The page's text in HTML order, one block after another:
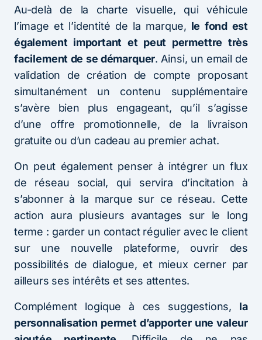
Au-delà de la charte visuelle, qui véhicule
l’image et l’identité de la marque, le fond est
également important et peut permettre très
facilement de se démarquer. Ainsi, un email de
validation de création de compte proposant
simultanément un contenu supplémentaire
s’avère bien plus engageant, qu’il s’agisse
d’une offre promotionnelle, de la livraison
gratuite ou d’un cadeau au premier achat.
On peut également penser à intégrer un flux
de réseau social, qui servira d’incitation à
s’abonner à la marque sur ce réseau. Cette
action aura plusieurs avantages sur le long
terme : garder un contact régulier avec le client
sur une nouvelle plateforme, ouvrir des
possibilités de dialogue, et mieux cerner par
ailleurs ses intérêts et ses attentes.
Complément logique à ces suggestions, la
personnalisation permet d’apporter une valeur